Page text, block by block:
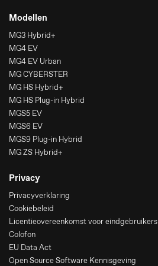
Modellen
MG3 Hybrid+
MG4 EV
MG4 EV Urban
MG CYBERSTER
MG HS Hybrid+
MG HS Plug-in Hybrid
MGS5 EV
MGS6 EV
MGS9 Plug-in Hybrid
MG ZS Hybrid+
Privacy
Privacyverklaring
Cookiebeleid
Licentieovereenkomst voor eindgebruikers
Colofon
EU Data Act
Open Source Software Kennisgeving